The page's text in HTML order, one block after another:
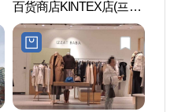
百货商店KINTEX店(프라
다 현대백화점 킨텍스점)